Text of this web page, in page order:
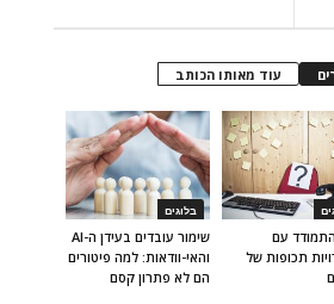
עוד מאותו הכותב
בלוגים
שימור עובדים בעידן ה-AI
והאי-וודאות: למה פיטורים
הם לא פתרון קסם
עם
תכופות של